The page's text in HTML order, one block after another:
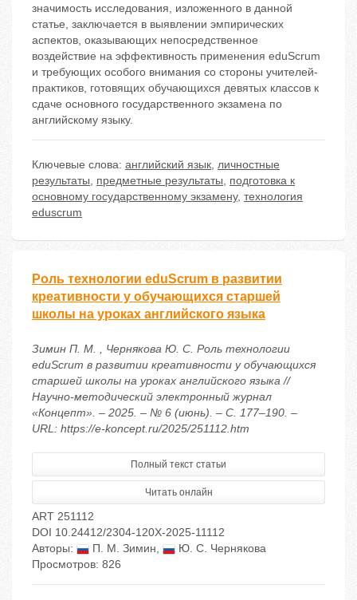
значимость исследования, изложенного в данной
статье, заключается в выявлении эмпирических
аспектов, оказывающих непосредственное
воздействие на эффективность применения eduScrum
и требующих особого внимания со стороны учителей-
практиков, готовящих обучающихся девятых классов к
сдаче основного государственного экзамена по
английскому языку.
Ключевые слова: английский язык, личностные
результаты, предметные результаты, подготовка к
основному государственному экзамену, технология
eduscrum
Роль технологии eduScrum в развитии
креативности у обучающихся старшей
школы на уроках английского языка
Зимин П. М. , Чернякова Ю. С. Роль технологии
eduScrum в развитии креативности у обучающихся
старшей школы на уроках английского языка //
Научно-методический электронный журнал
«Концепт». – 2025. – № 6 (июнь). – С. 177–190. –
URL: https://e-koncept.ru/2025/251112.htm
Полный текст статьи
Читать онлайн
ART 251112
DOI 10.24412/2304-120X-2025-11112
Авторы:
П. М. Зимин,
Ю. С. Чернякова
Просмотров: 826